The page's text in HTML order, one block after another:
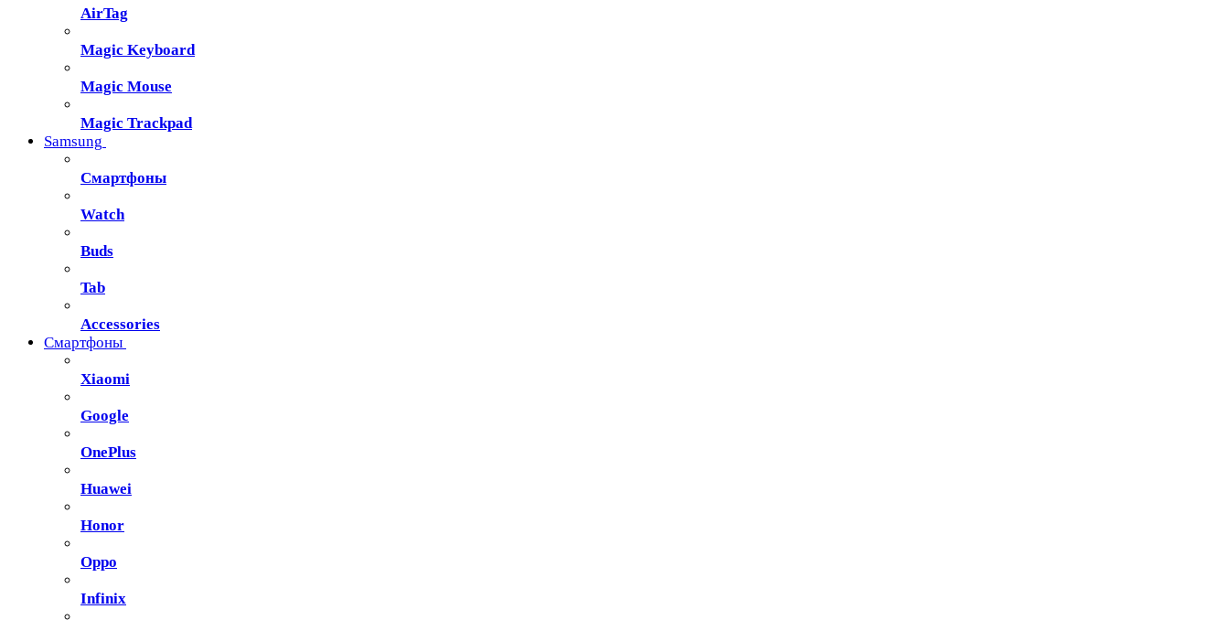
AirTag
Magic Keyboard
Magic Mouse
Magic Trackpad
Samsung
Смартфоны
Watch
Buds
Tab
Accessories
Смартфоны
Xiaomi
Google
OnePlus
Huawei
Honor
Oppo
Infinix